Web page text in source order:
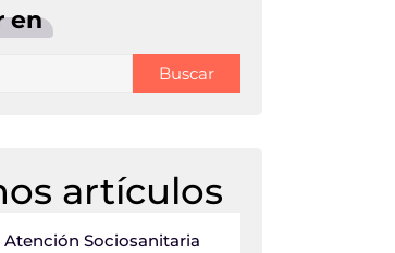
en
Buscar
artículos
Atención Sociosanitaria